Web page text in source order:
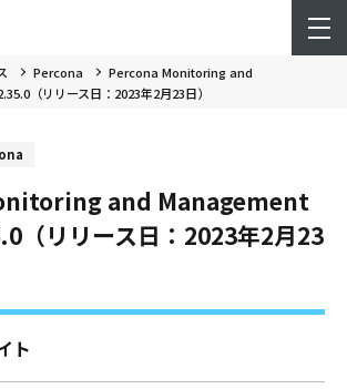
Percona
Percona Monitoring and
（リリース日：2023年2月23日）
and Management
（リリース日：2023年2月23
ト